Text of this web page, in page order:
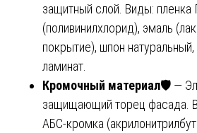
защитный слой. Виды: пленка
(поливинилхлорид), эмаль
покрытие), шпон натуральный,
ламинат.
Кромочный материал🛡️ —
защищающий торец фасада.
АБС-кромка